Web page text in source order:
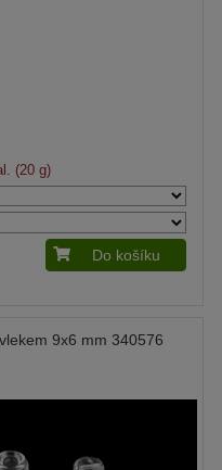
(20 g)
Do košíku
9x6 mm 340576